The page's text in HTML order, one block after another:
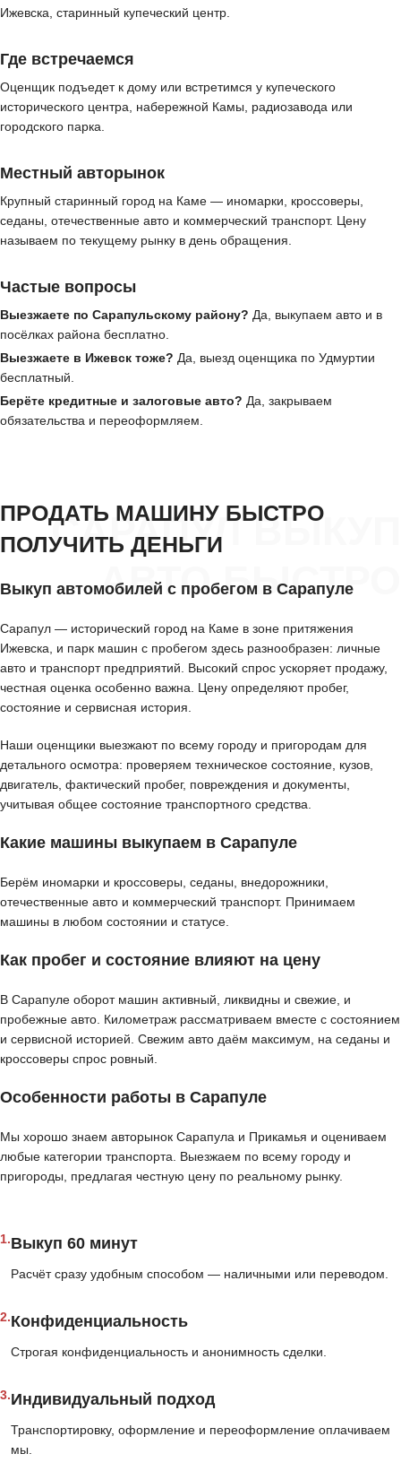
Ижевска, старинный купеческий центр.
Где встречаемся
Оценщик подъедет к дому или встретимся у купеческого
исторического центра, набережной Камы, радиозавода или
городского парка.
Местный авторынок
Крупный старинный город на Каме — иномарки, кроссоверы,
седаны, отечественные авто и коммерческий транспорт. Цену
называем по текущему рынку в день обращения.
Частые вопросы
Выезжаете по Сарапульскому району? Да, выкупаем авто и в
посёлках района бесплатно.
Выезжаете в Ижевск тоже? Да, выезд оценщика по Удмуртии
бесплатный.
Берёте кредитные и залоговые авто? Да, закрываем
обязательства и переоформляем.
САРАПУЛ ВЫКУП
АВТО БЫСТРО
ПРОДАТЬ МАШИНУ БЫСТРО
ПОЛУЧИТЬ ДЕНЬГИ
Выкуп автомобилей с пробегом в Сарапуле
Сарапул — исторический город на Каме в зоне притяжения
Ижевска, и парк машин с пробегом здесь разнообразен: личные
авто и транспорт предприятий. Высокий спрос ускоряет продажу,
честная оценка особенно важна. Цену определяют пробег,
состояние и сервисная история.
Наши оценщики выезжают по всему городу и пригородам для
детального осмотра: проверяем техническое состояние, кузов,
двигатель, фактический пробег, повреждения и документы,
учитывая общее состояние транспортного средства.
Какие машины выкупаем в Сарапуле
Берём иномарки и кроссоверы, седаны, внедорожники,
отечественные авто и коммерческий транспорт. Принимаем
машины в любом состоянии и статусе.
Как пробег и состояние влияют на цену
В Сарапуле оборот машин активный, ликвидны и свежие, и
пробежные авто. Километраж рассматриваем вместе с состоянием
и сервисной историей. Свежим авто даём максимум, на седаны и
кроссоверы спрос ровный.
Особенности работы в Сарапуле
Мы хорошо знаем авторынок Сарапула и Прикамья и оцениваем
любые категории транспорта. Выезжаем по всему городу и
пригороды, предлагая честную цену по реальному рынку.
1.Выкуп 60 минут
Расчёт сразу удобным способом — наличными или переводом.
2.Конфиденциальность
Строгая конфиденциальность и анонимность сделки.
3.Индивидуальный подход
Транспортировку, оформление и переоформление оплачиваем
мы.